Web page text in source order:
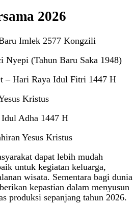
2026
Imlek 2577 Kongzili
Nyepi (Tahun Baru Saka 1948)
– Hari Raya Idul Fitri 1447 H
Kristus
Adha 1447 H
Yesus Kristus
dapat lebih mudah
untuk kegiatan keluarga,
wisata. Sementara bagi dunia
kepastian dalam menyusun
produksi sepanjang tahun 2026.